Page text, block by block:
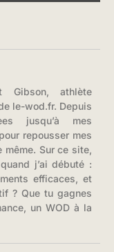
Gibson, athlète
le-wod.fr. Depuis
jusqu’à mes
repousser mes
Sur ce site,
j’ai débuté :
efficaces, et
? Que tu gagnes
un WOD à la